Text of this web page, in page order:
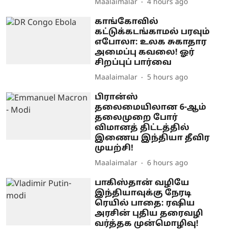
Maalaimalar 4 hours ago
காங்கோவில்
கட்டுக்கடங்காமல் பரவும்
எபோலா: உலக சுகாதார
அமைப்பு கவலை! ஓர்
சிறப்புப் பார்வை
Maalaimalar 5 hours ago
பிரான்ஸ்
தலைமையிலான 6-ஆம்
தலைமுறை போர்
விமானத் திட்டத்தில்
இணைய இந்தியா தீவிர
முயற்சி!
Maalaimalar 6 hours ago
பாகிஸ்தான் வழியே
இந்தியாவுக்கு நேரடி
ரெயில் பாதை: ரஷிய
அரசின் புதிய தரைவழி
வர்த்தக முன்மொழிவு!